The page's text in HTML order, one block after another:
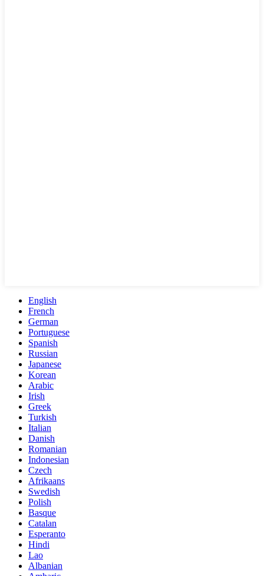
English
French
German
Portuguese
Spanish
Russian
Japanese
Korean
Arabic
Irish
Greek
Turkish
Italian
Danish
Romanian
Indonesian
Czech
Afrikaans
Swedish
Polish
Basque
Catalan
Esperanto
Hindi
Lao
Albanian